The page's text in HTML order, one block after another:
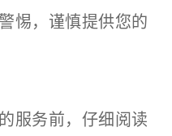
惕，谨慎提供您的
务前，仔细阅读